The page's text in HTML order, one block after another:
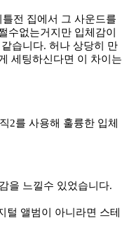
전 집에서 그 사운드를
수없는거지만 입체감이
습니다. 허나 상당히 만
세팅하신다면 이 차이는
2를 사용해 훌륭한 입체
을 느낄수 있었습니다.
털 앨범이 아니라면 스테